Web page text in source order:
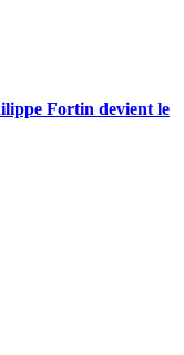
Fortin devient le